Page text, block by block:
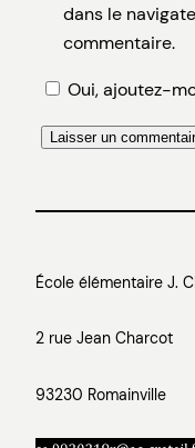
dans le
commentaire.
Oui, ajoutez-
École élémentaire J.
2 rue Jean Charcot
93230 Romainville